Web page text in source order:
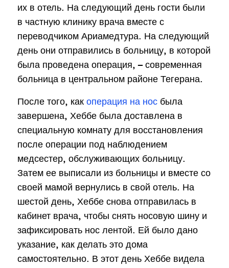
их в отель. На следующий день гости были
в частную клинику врача вместе с
переводчиком Ариамедтура. На следующий
день они отправились в больницу, в которой
была проведена операция, – современная
больница в центральном районе Тегерана.
После того, как операция на носбыла
завершена, Хеббе была доставлена в
специальную комнату для восстановления
после операции под наблюдением
медсестер, обслуживающих больницу.
Затем ее выписали из больницы и вместе со
своей мамой вернулись в свой отель. На
шестой день, Хеббе снова отправилась в
кабинет врача, чтобы снять носовую шину и
зафиксировать нос лентой. Ей было дано
указание, как делать это дома
самостоятельно. В этот день Хеббе видела